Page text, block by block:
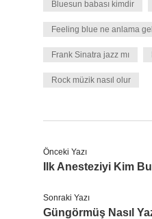
Bluesun babası kimdir
Feeling blue ne anlama
Frank Sinatra jazz mı
Rock müzik nasıl olur
Önceki Yazı
Ilk Anesteziyi Kim
Sonraki Yazı
Güngörmüş Nasıl